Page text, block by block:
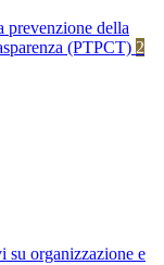
prevenzione della
(PTPCT) 2
su organizzazione e